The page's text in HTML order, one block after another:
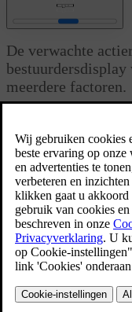
Actieradius
De verwachte
bestuurdersdisplay
meerdere factoren.
De actieradius hangt
en je rijstijl, maar ook
rol spelen. Het
worden op het
actieradius wordt
het verleden.